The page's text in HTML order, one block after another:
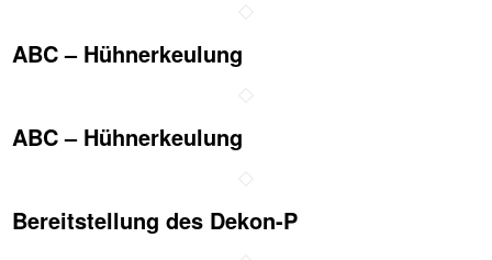
ABC – Hühnerkeulung
ABC – Hühnerkeulung
Bereitstellung des Dekon-P